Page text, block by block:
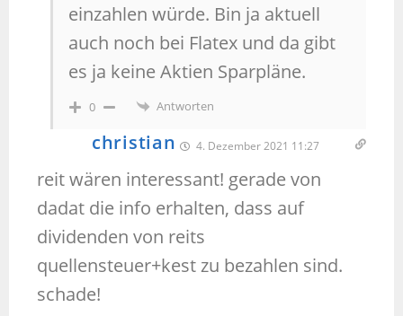
einzahlen würde. Bin ja aktuell
auch noch bei Flatex und da gibt
es ja keine Aktien Sparpläne.
0 Antworten
christian 4. Dezember 2021 11:27
reit wären interessant! gerade von
dadat die info erhalten, dass auf
dividenden von reits
quellensteuer+kest zu bezahlen sind.
schade!